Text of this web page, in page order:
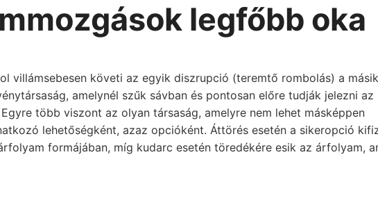
legfőbb oka
villámsebesen követi az egyik diszrupció (teremtő rombolás) a
amelynél szűk sávban és pontosan előre tudják jelezni az
több viszont az olyan társaság, amelyre nem lehet másképpen
lehetőségként, azaz opcióként. Áttörés esetén a sikeropció
formájában, míg kudarc esetén töredékére esik az árfolyam,